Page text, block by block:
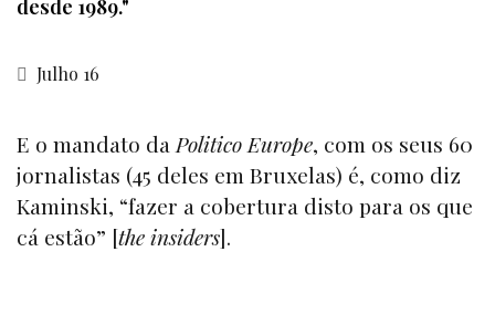
desde 1989."
Julho 16
E o mandato da Politico Europe, com os seus 60
jornalistas (45 deles em Bruxelas) é, como diz
Kaminski, “fazer a cobertura disto para os que
cá estão” [the insiders].